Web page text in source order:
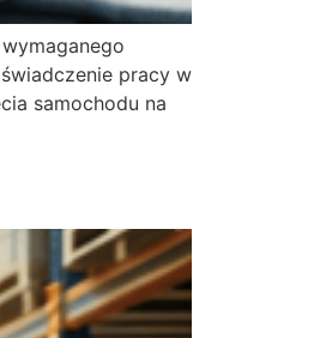
pracy w
samochodu na